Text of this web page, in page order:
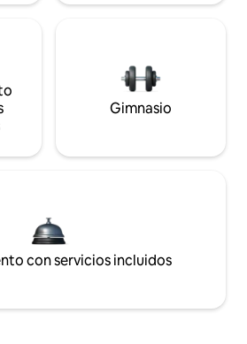
Gimnasio
con servicios incluidos